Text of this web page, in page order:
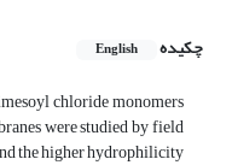
چکیده
English
chloride monomers
were studied by field
the higher hydrophilicity